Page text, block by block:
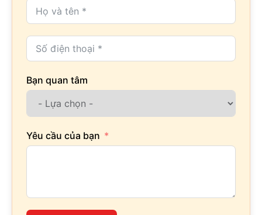
Bạn quan tâm
Yêu cầu của bạn